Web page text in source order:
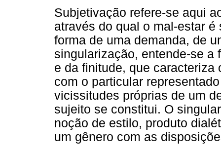
Subjetivação refere-se aqui
através do qual o mal-estar
forma de uma demanda, de
singularização, entende-se a
e da finitude, que
com o particular
vicissitudes próprias de um
sujeito se constitui. O
noção de estilo, produto
um gênero com as